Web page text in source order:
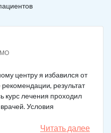
МО
центру я избавился от
результат
курс лечения проходил
Условия
вкусная еда, уютно,
У меня не возникало
Читать далее